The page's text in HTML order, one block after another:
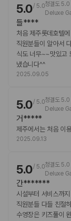
현금
American
JCB International
Mastercard
UnionPay
반려동물
장애인 안내 동물 동
5.0/ 5.0청결도
Deluxe
들****
처음 제주롯데호텔
직원분들이 알아서
식도 너무~~맛있고
냈습니다^^
2025.09.05
5.0/ 5.0청결도
Deluxe
거*****
제주에서는 처음 이
2025.09.13
5.0/ 5.0청결도
Deluxe
간*******
시설부터 서비스까
직원분들 다들 친절
수영장은 키즈풀이